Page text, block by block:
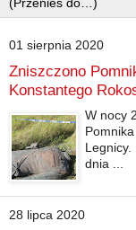
01 sierpnia 2020
Zniszczono
Konstantego
W nocy
Legnicy.
dnia ...
28 lipca 2020